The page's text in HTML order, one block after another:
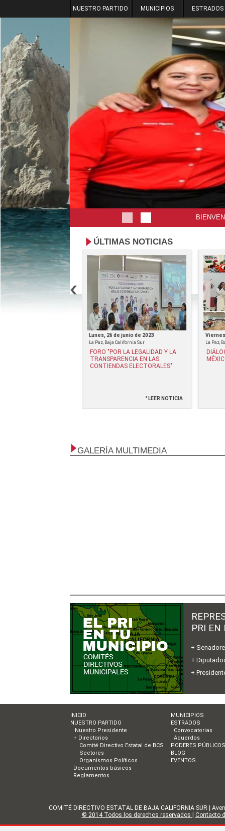
NUESTRO PARTIDO MUNICIPIOS ESTRADOS
ÚLTIMAS NOTICIAS
Lunes, 26 de junio de 2023
La Paz, Baja California Sur
FORO "POR LA LEGALIDAD Y LA
TRANSPARENCIA EN LAS
CONTIENDAS ELECTORALES"
° LEER NOTICIA
La Paz,
GALERÍA MULTIMEDIA
PRI EN
+
+
+
INICIO
NUESTRO PARTIDO
Nuestro Presidente
+ Directorios
Comité Directivo Estatal de BCS
Sectores
Organismos Políticos
Documentos básicos
Reglamentos
MUNICIPIOS
ESTRADOS
Convocatorias
Acuerdos
PODERES PÚBLICOS
BLOG
EVENTOS
COMITÉ DIRECTIVO ESTATAL DE BAJA CALIFORNIA SUR |
© 2014 Todos los derechos reservados
Contacto